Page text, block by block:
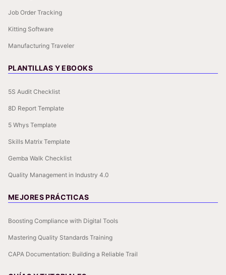
Job Order Tracking
Kitting Software
Manufacturing Traveler
PLANTILLAS Y EBOOKS
5S Audit Checklist
8D Report Template
5 Whys Template
Skills Matrix Template
Gemba Walk Checklist
Quality Management in Industry 4.0
MEJORES PRÁCTICAS
Boosting Compliance with Digital Tools
Mastering Quality Standards Training
CAPA Documentation: Building a Reliable Trail